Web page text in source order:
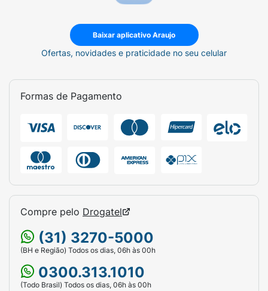
Baixar aplicativo Araujo
Ofertas, novidades e praticidade no seu celular
Formas de Pagamento
Compre pelo Drogatel
(31) 3270-5000
(BH e Região) Todos os dias, 06h às 00h
0300.313.1010
(Todo Brasil) Todos os dias, 06h às 00h